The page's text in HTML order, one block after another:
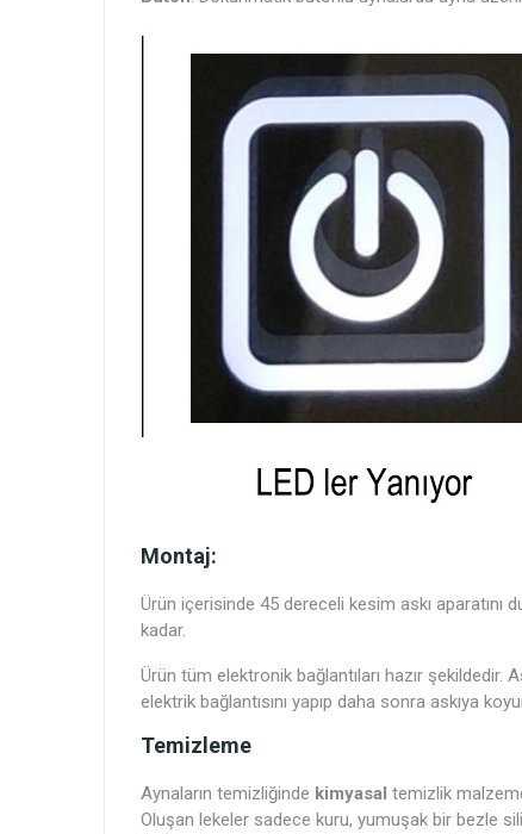
Montaj:
Ürün içerisinde 45 dereceli kesim askı aparatını
kadar.
Ürün tüm elektronik bağlantıları hazır şekildedir.
elektrik bağlantısını yapıp daha sonra askıya
Temizleme
Aynaların temizliğinde kimyasal temizlik
Oluşan lekeler sadece kuru, yumuşak bir bezle